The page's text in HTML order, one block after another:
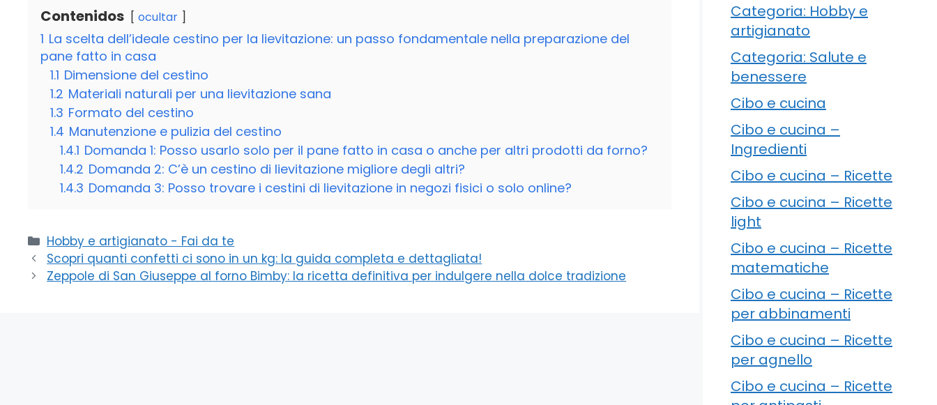
Contenidos ocultar
1 La scelta dell’ideale cestino per la lievitazione: un passo fondamentale nella preparazione del
pane fatto in casa
1.1 Dimensione del cestino
1.2 Materiali naturali per una lievitazione sana
1.3 Formato del cestino
1.4 Manutenzione e pulizia del cestino
1.4.1 Domanda 1: Posso usarlo solo per il pane fatto in casa o anche per altri prodotti da forno?
1.4.2 Domanda 2: C’è un cestino di lievitazione migliore degli altri?
1.4.3 Domanda 3: Posso trovare i cestini di lievitazione in negozi fisici o solo online?
Categorie
Hobby e artigianato - Fai da te
Scopri quanti confetti ci sono in un kg: la guida completa e dettagliata!
Zeppole di San Giuseppe al forno Bimby: la ricetta definitiva per indulgere nella dolce tradizione
Categoria: Hobby e
artigianato
Categoria: Salute e
benessere
Cibo e cucina
Cibo e cucina –
Ingredienti
Cibo e cucina – Ricette
Cibo e cucina – Ricette
light
Cibo e cucina – Ricette
matematiche
Cibo e cucina – Ricette
per abbinamenti
Cibo e cucina – Ricette
per agnello
Cibo e cucina – Ricette